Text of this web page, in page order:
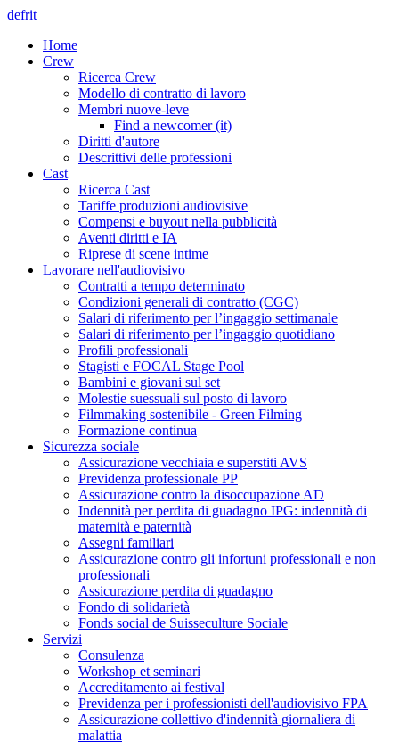
defrit
Home
Crew
Ricerca Crew
Modello di contratto di lavoro
Membri nuove-leve
Find a newcomer (it)
Diritti d'autore
Descrittivi delle professioni
Cast
Ricerca Cast
Tariffe produzioni audiovisive
Compensi e buyout nella pubblicità
Aventi diritti e IA
Riprese di scene intime
Lavorare nell'audiovisivo
Contratti a tempo determinato
Condizioni generali di contratto (CGC)
Salari di riferimento per l’ingaggio settimanale
Salari di riferimento per l’ingaggio quotidiano
Profili professionali
Stagisti e FOCAL Stage Pool
Bambini e giovani sul set
Molestie suessuali sul posto di lavoro
Filmmaking sostenibile - Green Filming
Formazione continua
Sicurezza sociale
Assicurazione vecchiaia e superstiti AVS
Previdenza professionale PP
Assicurazione contro la disoccupazione AD
Indennità per perdita di guadagno IPG: indennità di
maternità e paternità
Assegni familiari
Assicurazione contro gli infortuni professionali e non
professionali
Assicurazione perdita di guadagno
Fondo di solidarietà
Fonds social de Suisseculture Sociale
Servizi
Consulenza
Workshop et seminari
Accreditamento ai festival
Previdenza per i professionisti dell'audiovisivo FPA
Assicurazione collettivo d'indennità giornaliera di
malattia